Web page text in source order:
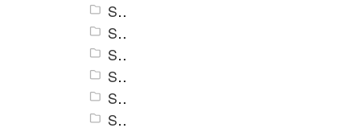
Safety Track 3325
Safety Track 3330
Safety Track 3335
Safety Track 3345
Safety Track 3358
Safety Track 3360